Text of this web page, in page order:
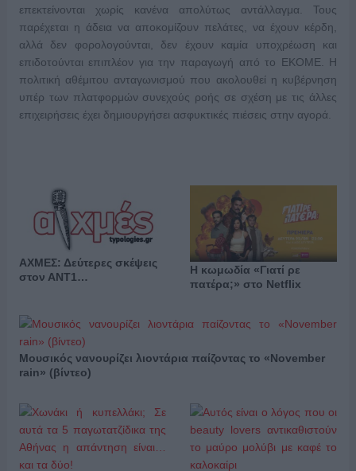
επεκτείνονται χωρίς κανένα απολύτως αντάλλαγμα. Τους
παρέχεται η άδεια να αποκομίζουν πελάτες, να έχουν κέρδη,
αλλά δεν φορολογούνται, δεν έχουν καμία υποχρέωση και
επιδοτούνται επιπλέον για την παραγωγή από το ΕΚΟΜΕ. Η
πολιτική αθέμιτου ανταγωνισμού που ακολουθεί η κυβέρνηση
υπέρ των πλατφορμών συνεχούς ροής σε σχέση με τις άλλες
επιχειρήσεις έχει δημιουργήσει ασφυκτικές πιέσεις στην αγορά.
ΑΧΜΕΣ: Δεύτερες σκέψεις
στον ΑΝΤ1…
Η κωμωδία «Γιατί ρε
πατέρα;» στο Netflix
Μουσικός νανουρίζει λιοντάρια παίζοντας το «November
rain» (βίντεο)